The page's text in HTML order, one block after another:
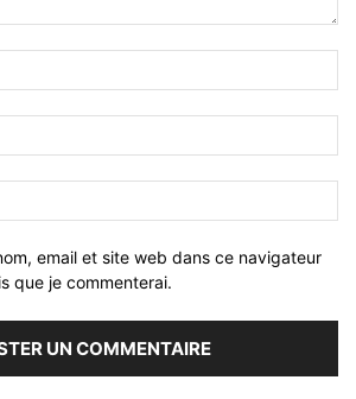
email et site web dans ce navigateur
que je commenterai.